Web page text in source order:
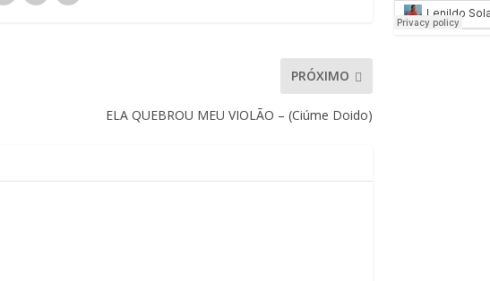
PRÓXIMO
ELA QUEBROU MEU VIOLÃO – (Ciúme Doido)